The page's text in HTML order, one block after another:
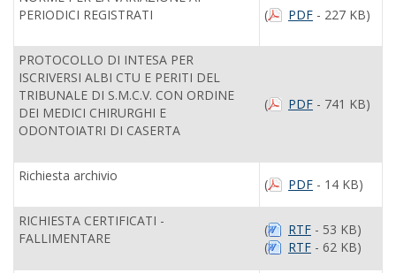
PERIODICI REGISTRATI
( PDF - 227 KB)
PROTOCOLLO DI INTESA PER
ISCRIVERSI ALBI CTU E PERITI DEL
TRIBUNALE DI S.M.C.V. CON ORDINE
DEI MEDICI CHIRURGHI E
ODONTOIATRI DI CASERTA
( PDF - 741 KB)
Richiesta archivio
( PDF - 14 KB)
RICHIESTA CERTIFICATI -
FALLIMENTARE
( RTF - 53 KB)
(
RTF - 62 KB)